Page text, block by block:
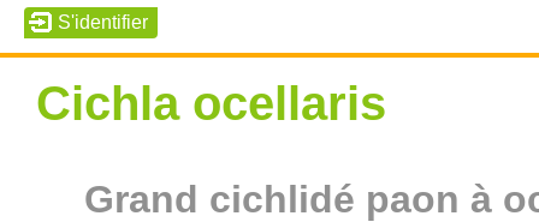
Cichla ocellaris
Grand cichlidé paon à